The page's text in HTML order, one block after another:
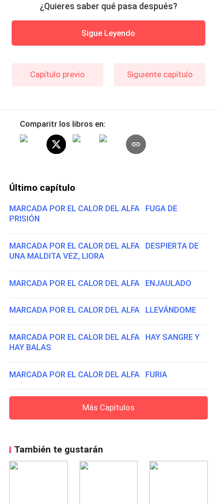
¿Quieres saber qué pasa después?
Sigue Leyendo
Capítulo previo Siguiente capítulo
Comparitr los libros en:
Último capítulo
MARCADA POR EL CALOR DEL ALFA FUGA DE
PRISIÓN
MARCADA POR EL CALOR DEL ALFA DESPIERTA DE
UNA MALDITA VEZ, LIORA
MARCADA POR EL CALOR DEL ALFA ENJAULADO
MARCADA POR EL CALOR DEL ALFA LLEVÁNDOME
MARCADA POR EL CALOR DEL ALFA HAY SANGRE Y
HAY BALAS
MARCADA POR EL CALOR DEL ALFA FURIA
Más Capítulos
También te gustarán